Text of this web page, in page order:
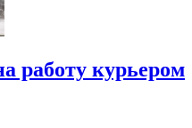
работу курьером